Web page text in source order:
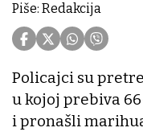
Piše: Redakcija
Policajci su
u kojoj prebiva
i pronašli